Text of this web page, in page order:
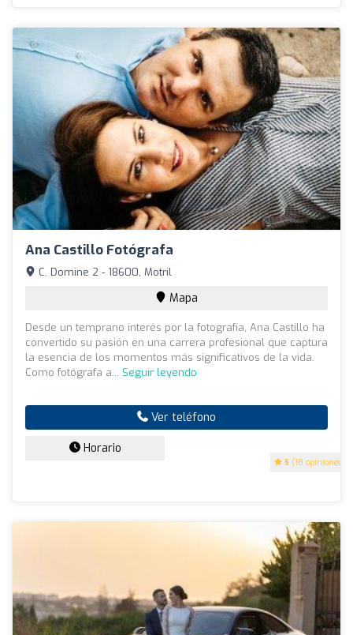
Ana Castillo Fotógrafa
5 (18 opiniones)
C. Domine 2 - 18600, Motril
Mapa
Desde un temprano interés por la fotografía, Ana Castillo ha
convertido su pasión en una carrera profesional que captura
la esencia de los momentos más significativos de la vida.
Como fotógrafa a... Seguir leyendo
Ver teléfono
Horario